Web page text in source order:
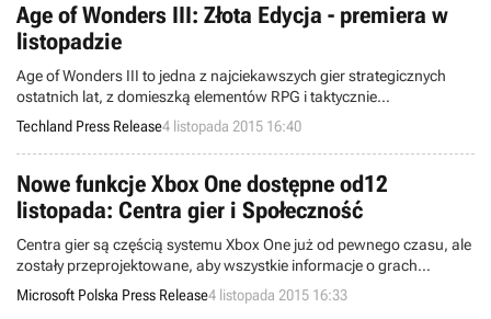
Age of Wonders III: Złota Edycja - premiera w
listopadzie
Age of Wonders III to jedna z najciekawszych gier strategicznych
ostatnich lat, z domieszką elementów RPG i taktycznie
rozgrywanymi bitwami.
Techland Press Release4 listopada 2015 16:40
Nowe funkcje Xbox One dostępne od12
listopada: Centra gier i Społeczność
Centra gier są częścią systemu Xbox One już od pewnego czasu, ale
zostały przeprojektowane, aby wszystkie informacje o grach
znajdowały się w jednym miejscu. Na początek, nasze nowe huby
gry są zawsze w zasięgu ręki: na liście ostatnio uruchamianych.
Microsoft Polska Press Release4 listopada 2015 16:33